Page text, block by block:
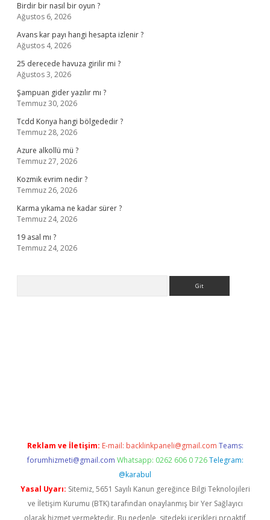
Birdir bir nasıl bir oyun ?
Ağustos 6, 2026
Avans kar payı hangi hesapta izlenir ?
Ağustos 4, 2026
25 derecede havuza girilir mi ?
Ağustos 3, 2026
Şampuan gider yazılır mı ?
Temmuz 30, 2026
Tcdd Konya hangi bölgededir ?
Temmuz 28, 2026
Azure alkollü mü ?
Temmuz 27, 2026
Kozmik evrim nedir ?
Temmuz 26, 2026
Karma yıkama ne kadar sürer ?
Temmuz 24, 2026
19 asal mı ?
Temmuz 24, 2026
Reklam ve İletişim: E-mail: backlinkpaneli@gmail.com Teams:
forumhizmeti@gmail.com Whatsapp: 0262 606 0 726 Telegram:
@karabul
Yasal Uyarı: Sitemiz, 5651 Sayılı Kanun gereğince Bilgi Teknolojileri
ve İletişim Kurumu (BTK) tarafından onaylanmış bir Yer Sağlayıcı
olarak hizmet vermektedir. Bu nedenle, sitedeki içerikleri proaktif